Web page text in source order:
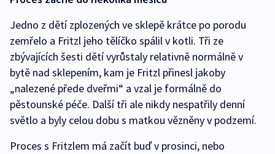
Jedno z dětí zplozených ve sklepě krátce po porodu
zemřelo a Fritzl jeho tělíčko spálil v kotli. Tři ze
zbývajících šesti dětí vyrůstaly relativně normálně v
bytě nad sklepením, kam je Fritzl přinesl jakoby
„nalezené přede dveřmi“ a vzal je formálně do
pěstounské péče. Další tři ale nikdy nespatřily denní
světlo a byly celou dobu s matkou vězněny v podzemí.
Proces s Fritzlem má začít buď v prosinci, nebo